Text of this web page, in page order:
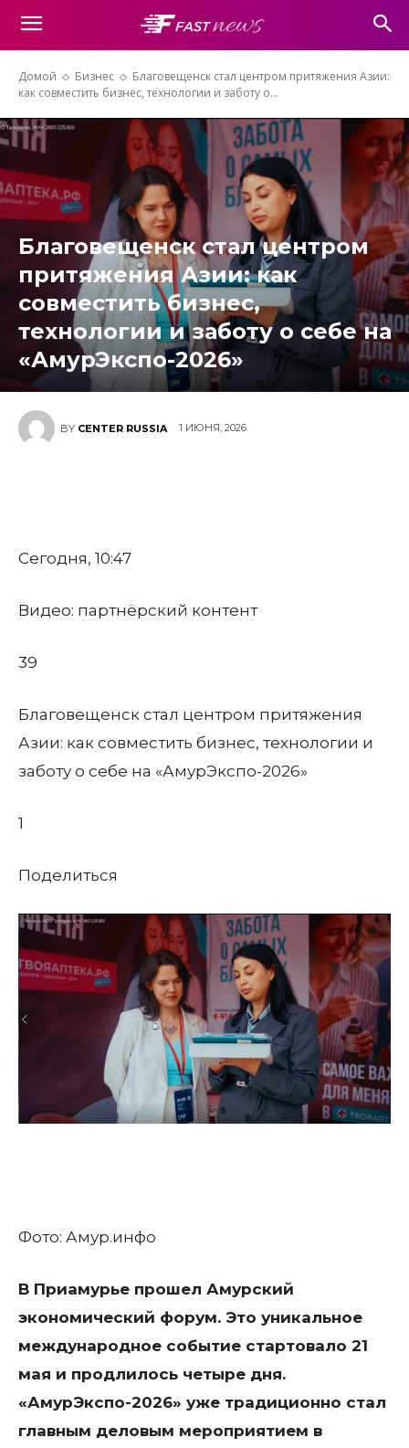
Домой Бизнес
Благовещенск стал центром притяжения Азии:
как совместить бизнес, технологии и заботу о...
Благовещенск стал центром
притяжения Азии: как
совместить бизнес,
технологии и заботу о себе на
«АмурЭкспо-2026»
BY CENTER RUSSIA 1 ИЮНЯ, 2026
Сегодня, 10:47
Видео: партнёрский контент
39
Благовещенск стал центром притяжения
Азии: как совместить бизнес, технологии и
заботу о себе на «АмурЭкспо-2026»
1
Поделиться
Фото: Амур.инфо
В Приамурье прошел Амурский
экономический форум. Это уникальное
международное событие стартовало 21
мая и продлилось четыре дня.
«АмурЭкспо-2026» уже традиционно стал
главным деловым мероприятием в